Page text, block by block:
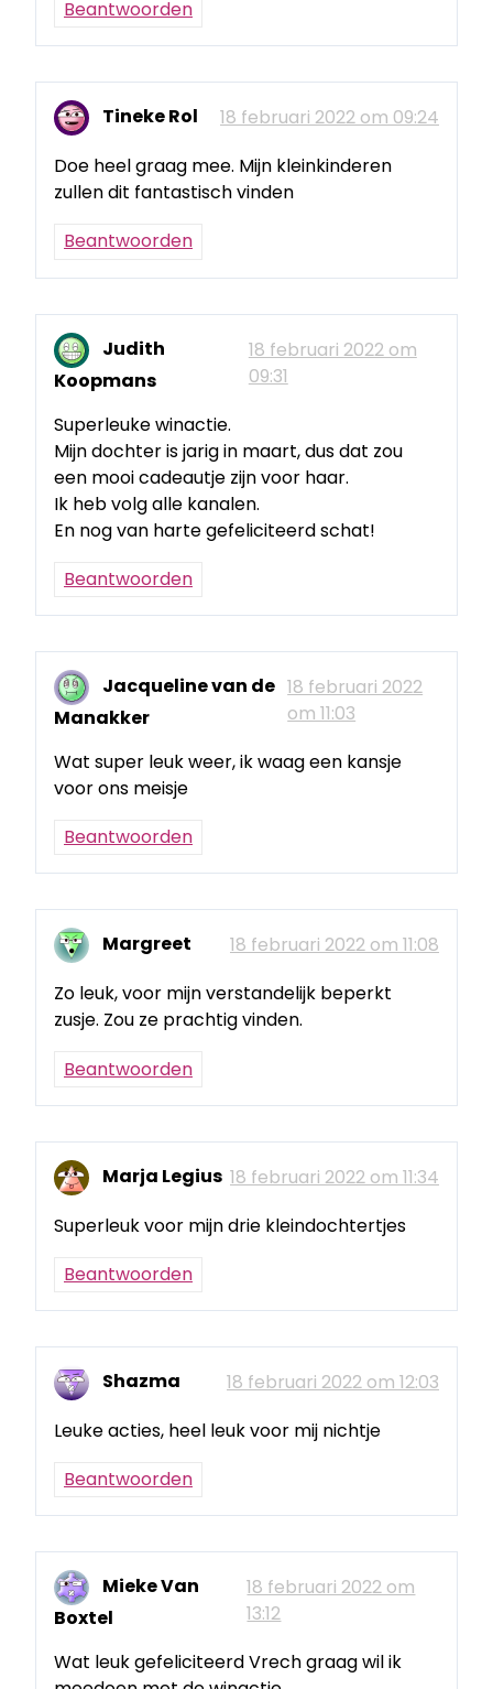
Beantwoorden
Tineke Rol
18 februari 2022 om 09:24
Doe heel graag mee. Mijn kleinkinderen
zullen dit fantastisch vinden
Beantwoorden
Judith
Koopmans
18 februari 2022 om
09:31
Superleuke winactie.
Mijn dochter is jarig in maart, dus dat zou
een mooi cadeautje zijn voor haar.
Ik heb volg alle kanalen.
En nog van harte gefeliciteerd schat!
Beantwoorden
Jacqueline van de
Manakker
18 februari 2022
om 11:03
Wat super leuk weer, ik waag een kansje
voor ons meisje
Beantwoorden
Margreet
18 februari 2022 om 11:08
Zo leuk, voor mijn verstandelijk beperkt
zusje. Zou ze prachtig vinden.
Beantwoorden
Marja Legius 18 februari 2022 om 11:34
Superleuk voor mijn drie kleindochtertjes
Beantwoorden
Shazma
18 februari 2022 om 12:03
Leuke acties, heel leuk voor mij nichtje
Beantwoorden
Mieke Van
Boxtel
18 februari 2022 om
13:12
Wat leuk gefeliciteerd Vrech graag wil ik